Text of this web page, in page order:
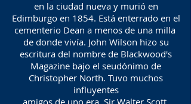
en la ciudad nueva y murió en
Edimburgo en 1854. Está enterrado en el
cementerio Dean a menos de una milla
de donde vivía. John Wilson hizo su
escritura del nombre de Blackwood's
Magazine bajo el seudónimo de
Christopher North. Tuvo muchos
influyentes
amigos de uno era Sir Walter Scott.